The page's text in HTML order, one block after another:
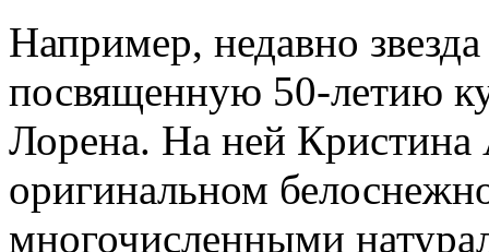
Например, недавно
посвященную 50-летию
Лорена. На ней Кристина
оригинальном
многочисленными